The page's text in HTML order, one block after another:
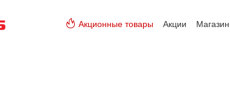
Акционные товары Акции